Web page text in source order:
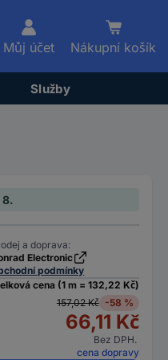
Můj účet Nákupní košík
Služby
8.
a doprava:
Electronic
podmínky
cena (1 m = 132,22 Kč)
157,02 Kč -58 %
66,11 Kč
Bez DPH.
cena dopravy